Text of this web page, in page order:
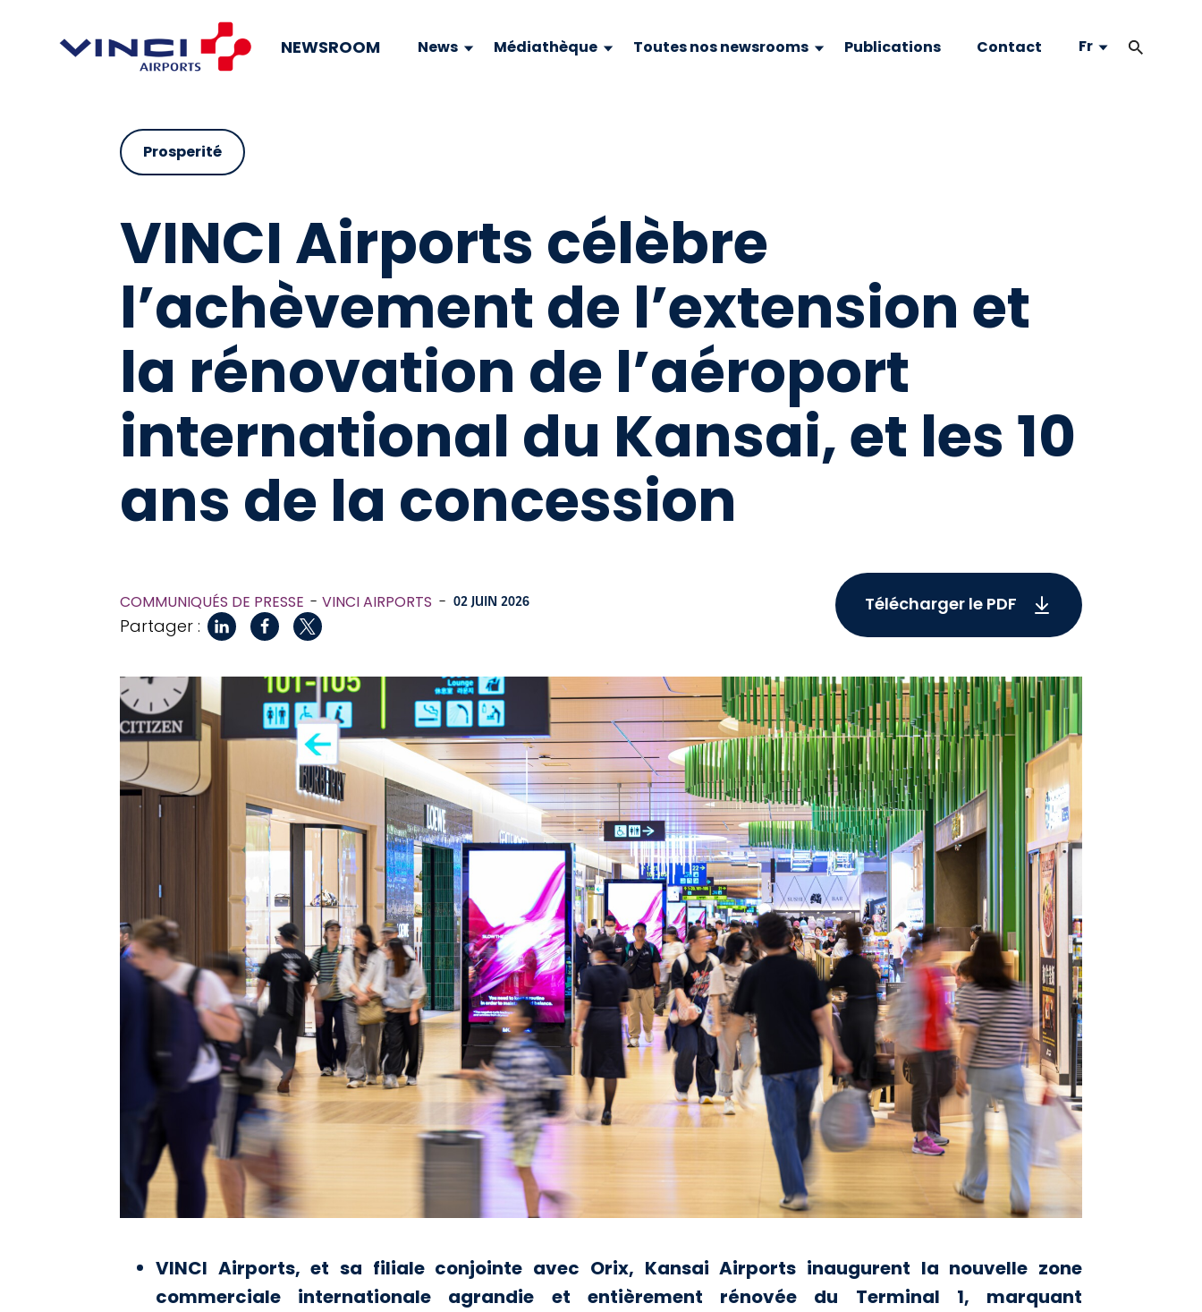
NEWSROOM News Médiathèque Toutes nos newsrooms Publications Contact Fr
Prosperité
VINCI Airports célèbre
l’achèvement de l’extension et
la rénovation de l’aéroport
international du Kansai, et les 10
ans de la concession
COMMUNIQUÉS DE PRESSE VINCI AIRPORTS - 02 JUIN 2026
Partager :
Télécharger le PDF
VINCI Airports, et sa filiale conjointe avec Orix, Kansai Airports inaugurent la nouvelle zone
commerciale internationale agrandie et entièrement rénovée du Terminal 1, marquant